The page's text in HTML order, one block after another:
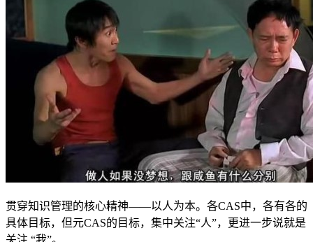
贯穿知识管理的核心精神——以人为本。各CAS中，各有各的
具体目标，但元CAS的目标，集中关注“人”，更进一步说就是